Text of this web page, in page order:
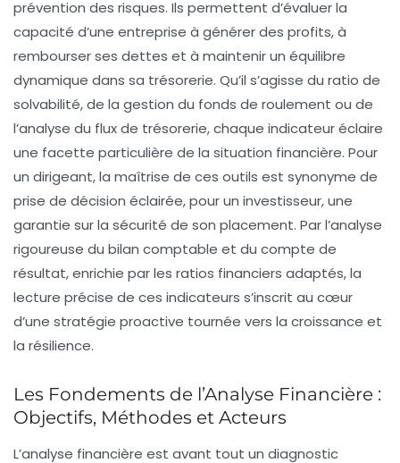
prévention des risques. Ils permettent d’évaluer la
capacité d’une entreprise à générer des profits, à
rembourser ses dettes et à maintenir un équilibre
dynamique dans sa trésorerie. Qu’il s’agisse du ratio de
solvabilité, de la gestion du fonds de roulement ou de
l’analyse du flux de trésorerie, chaque indicateur éclaire
une facette particulière de la situation financière. Pour
un dirigeant, la maîtrise de ces outils est synonyme de
prise de décision éclairée, pour un investisseur, une
garantie sur la sécurité de son placement. Par l’analyse
rigoureuse du bilan comptable et du compte de
résultat, enrichie par les ratios financiers adaptés, la
lecture précise de ces indicateurs s’inscrit au cœur
d’une stratégie proactive tournée vers la croissance et
la résilience.
Les Fondements de l’Analyse Financière :
Objectifs, Méthodes et Acteurs
L’analyse financière est avant tout un diagnostic